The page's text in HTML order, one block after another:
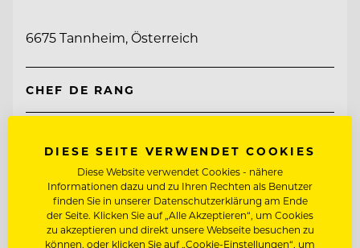
6675 Tannheim, Österreich
CHEF DE RANG
Entdecke alle Jobs
DIESE SEITE VERWENDET COOKIES
Diese Website verwendet Cookies - nähere
Informationen dazu und zu Ihren Rechten als Benutzer
finden Sie in unserer Datenschutzerklärung am Ende
der Seite. Klicken Sie auf „Alle Akzeptieren“, um Cookies
zu akzeptieren und direkt unsere Webseite besuchen zu
können, oder klicken Sie auf „Cookie-Einstellungen“, um